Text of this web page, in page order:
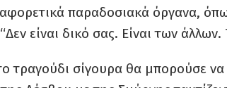
παραδοσιακά όργανα,
είναι δικό σας. Είναι των άλλων.
τραγούδι σίγουρα θα μπορούσε